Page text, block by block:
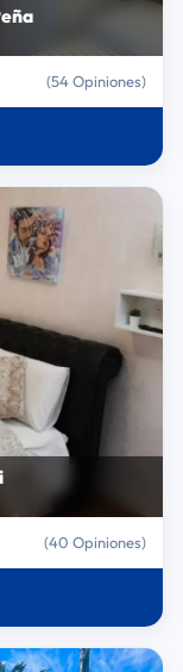
(54 Opiniones)
(40 Opiniones)